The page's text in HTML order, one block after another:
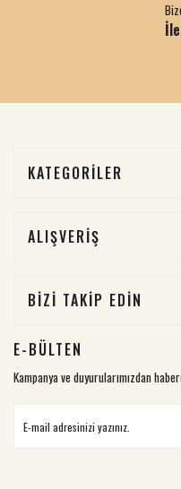
KATEGORİLER
ALIŞVERİŞ
BİZİ TAKİP EDİN
E-BÜLTEN
Kampanya ve duyurularımızdan